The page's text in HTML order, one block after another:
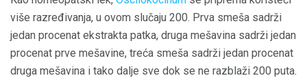
više razređivanja, u ovom slučaju 200. Prva smeša sadrži
jedan procenat ekstrakta patka, druga mešavina sadrži jedan
procenat prve mešavine, treća smeša sadrži jedan procenat
druga mešavina i tako dalje sve dok se ne razblaži 200 puta.